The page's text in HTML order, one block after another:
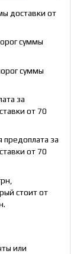
доставки от
суммы
суммы
за
от 70
предоплата за
от 70
стоит от
или